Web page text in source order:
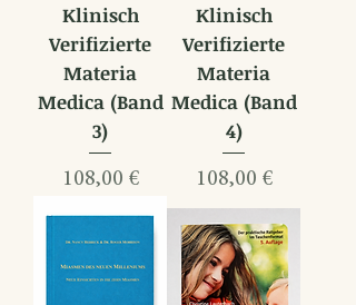
Klinisch
Verifizierte
Materia
Medica (Band
3)
Preis
108,00 €
Klinisch
Verifizierte
Materia
Medica (Band
4)
Preis
108,00 €